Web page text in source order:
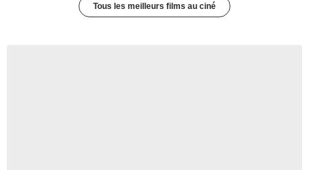
Tous les meilleurs films au ciné